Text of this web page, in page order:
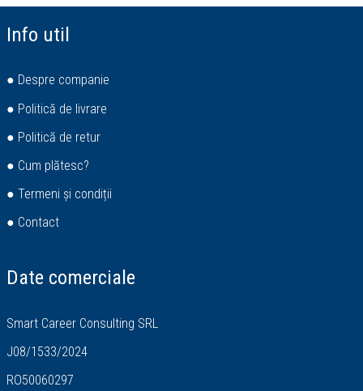
Info util
● Despre companie
● Politică de livrare
● Politică de retur
● Cum plătesc?
● Termeni și condiții
● Contact
Date comerciale
Smart Career Consulting SRL
J08/1533/2024
RO50060297